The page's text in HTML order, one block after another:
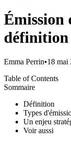
Émission
définition
Emma Perrin•18 mai
Table of Contents
Sommaire
Définition
Types
Un enjeu
Voir aussi